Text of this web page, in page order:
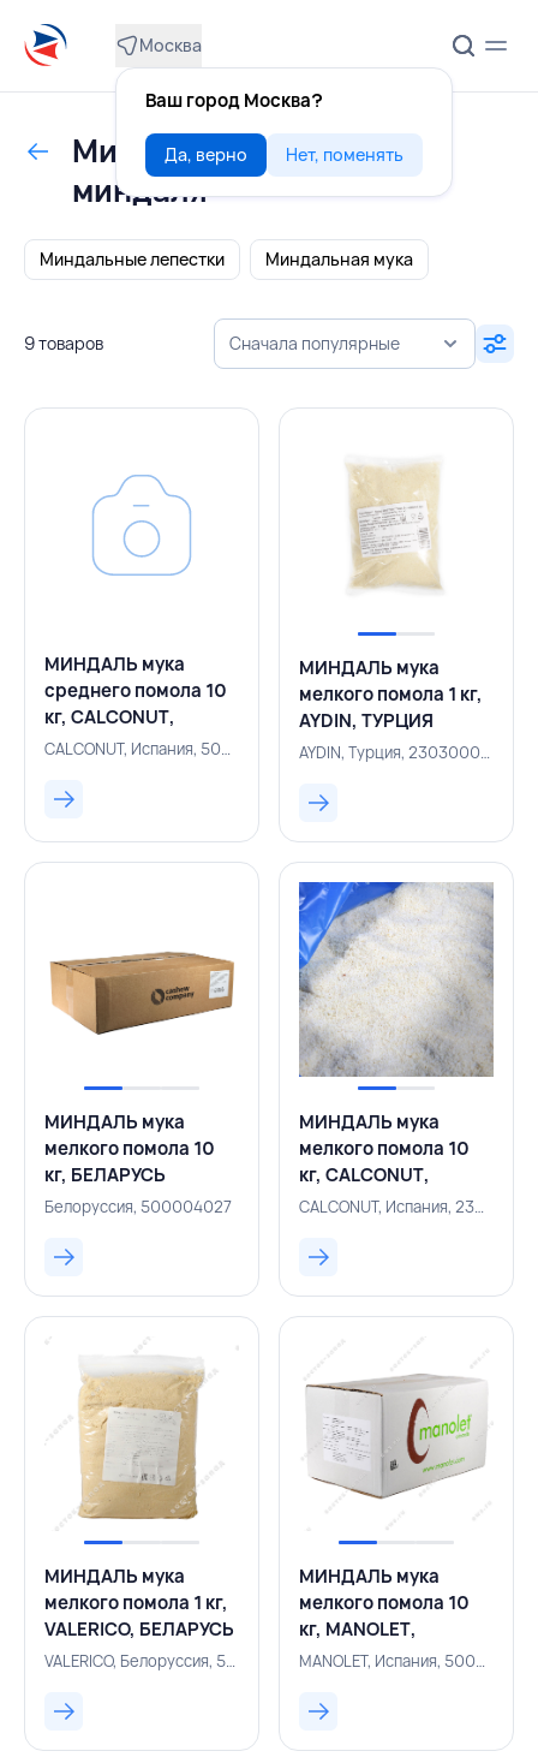
Москва
Ваш город Москва?
Да, верно Нет, поменять
Миндаль, продукты из
миндаля
Миндальные лепестки Миндальная мука
9 товаров Сначала популярные
МИНДАЛЬ мука
среднего помола 10
кг, CALCONUT,
ИСПАНИЯ
CALCONUT, Испания, 500005732
МИНДАЛЬ мука
мелкого помола 1 кг,
AYDIN, ТУРЦИЯ
AYDIN, Турция, 230300039
МИНДАЛЬ мука
мелкого помола 10
кг, БЕЛАРУСЬ
Белоруссия, 500004027
МИНДАЛЬ мука
мелкого помола 10
кг, CALCONUT,
ИСПАНИЯ
CALCONUT, Испания, 230300062
МИНДАЛЬ мука
мелкого помола 1 кг,
VALERICO, БЕЛАРУСЬ
VALERICO, Белоруссия, 500004419
МИНДАЛЬ мука
мелкого помола 10
кг, MANOLET,
ИСПАНИЯ
MANOLET, Испания, 500000625